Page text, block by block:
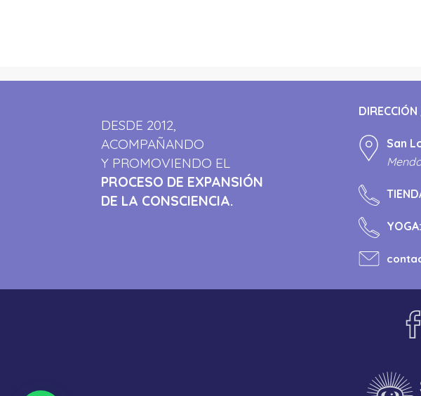
DESDE 2012,
ACOMPAÑANDO
Y PROMOVIENDO EL
PROCESO DE EXPANSIÓN
DE LA CONSCIENCIA.
San
YOGA: